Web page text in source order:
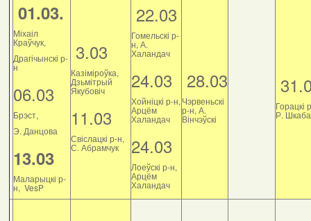
01.03.
Міхаіл
Краўчук,
Драгічынскі р-
н
06.03
Брэст,
Э. Данцова
13.03
Маларыцкі р-
н, VesP
3.03
Казіміроўка,
Дзьмітрый
Якубовіч
11.03
Свіслацкі р-н,
С. Абрамчук
22.03
Гомельскі р-
н, А.
Халандач
24.03
Хойніцкі р-н,
Арцём
Халандач
24.03
Лоеўскі р-н,
Арцём
Халандач
28.03
Чэрвеньскі
р-н, А.
Вінчэўскі
Горацкі
Р.